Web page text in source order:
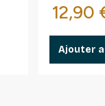
Prix
12,90
Ajouter